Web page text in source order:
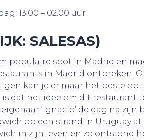
13.00 – 02.00 uur
SALESAS)
populaire spot in Madrid en
in Madrid ontbreken.
kan je er maar het beste op
is dat het idee om dit restaurant
‘Ignacio’ de dag na zijn
op een strand in Uruguay
in zijn leven en zo ontstond